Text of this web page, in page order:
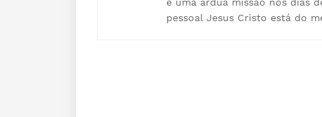
pessoal Jesus Cristo está do